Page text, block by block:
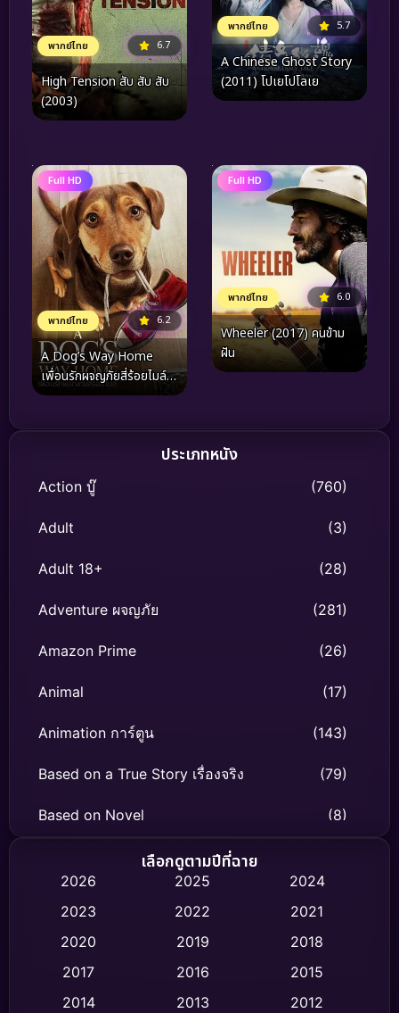
พากย์ไทย 6.7
High Tension สับ สับ สับ
(2003)
พากย์ไทย 5.7
A Chinese Ghost Story
(2011) โปเยโปโลเย
Full HD
พากย์ไทย 6.2
A Dog’s Way Home
เพื่อนรักผจญภัยสี่ร้อยไมล์
(2019)
Full HD
พากย์ไทย 6.0
Wheeler (2017) คนข้าม
ฝัน
ประเภทหนัง
Action บู๊ (760)
Adult (3)
Adult 18+ (28)
Adventure ผจญภัย (281)
Amazon Prime (26)
Animal (17)
Animation การ์ตูน (143)
Based on a True Story เรื่องจริง (79)
Based on Novel (8)
Biography ชีวิตจริง
Classic หนังคลาสสิก (47)
Comedy ตลก (446)
เลือกดูตามปีที่ฉาย
2026 2025
2024
2023
2022
2021
2020
2019
2018
2017
2016
2015
2014
2013
2012